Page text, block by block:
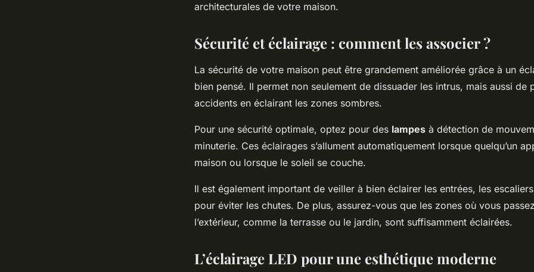
architecturales de votre maison.
Sécurité et éclairage : comment les associer ?
La sécurité de votre maison peut être grandement améliorée grâce à un
bien pensé. Il permet non seulement de dissuader les intrus, mais aussi de
accidents en éclairant les zones sombres.
Pour une sécurité optimale, optez pour des lampes à détection de
minuterie. Ces éclairages s’allument automatiquement lorsque quelqu’un
maison ou lorsque le soleil se couche.
Il est également important de veiller à bien éclairer les entrées, les
pour éviter les chutes. De plus, assurez-vous que les zones où vous
l’extérieur, comme la terrasse ou le jardin, sont suffisamment éclairées.
L’éclairage LED pour une esthétique moderne